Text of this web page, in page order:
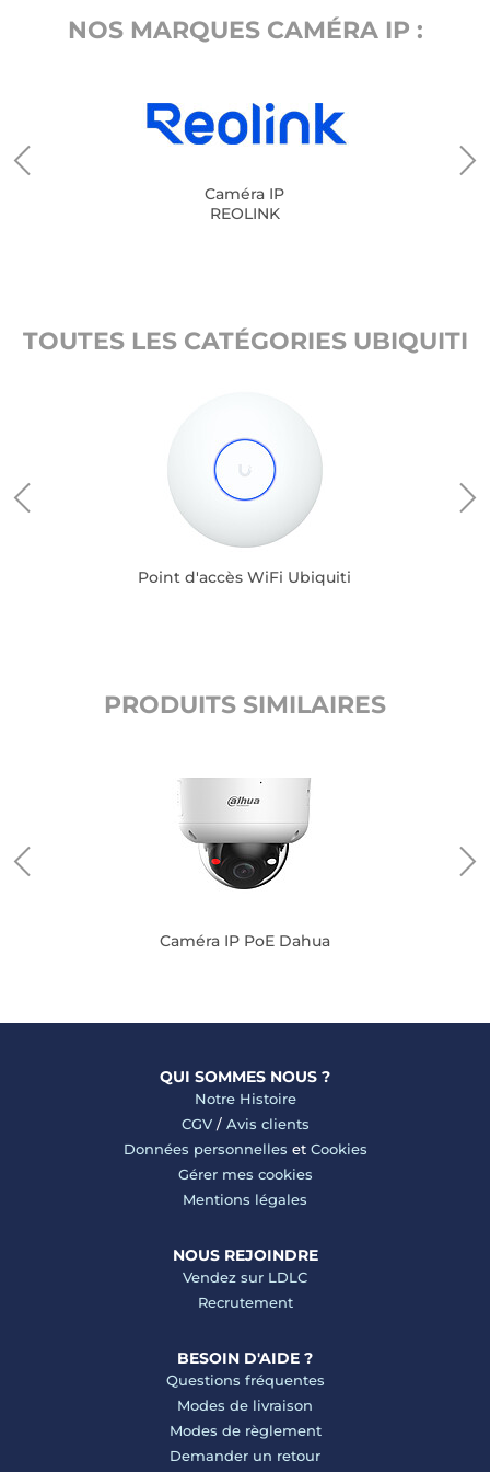
NOS MARQUES CAMÉRA IP :
Caméra IP
REOLINK
TOUTES LES CATÉGORIES UBIQUITI
Point d'accès WiFi Ubiquiti
PRODUITS SIMILAIRES
Caméra IP PoE Dahua
QUI SOMMES NOUS ?
Notre Histoire
CGV/ Avis clients
Données personnelles et Cookies
Gérer mes cookies
Mentions légales
NOUS REJOINDRE
Vendez sur LDLC
Recrutement
BESOIN D'AIDE ?
Questions fréquentes
Modes de livraison
Modes de règlement
Demander un retour